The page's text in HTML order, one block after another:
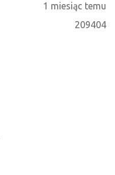
1 miesiąc temu
209404